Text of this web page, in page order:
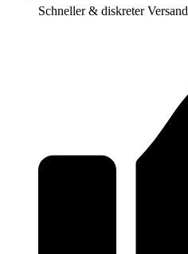
Schneller & diskreter Versand